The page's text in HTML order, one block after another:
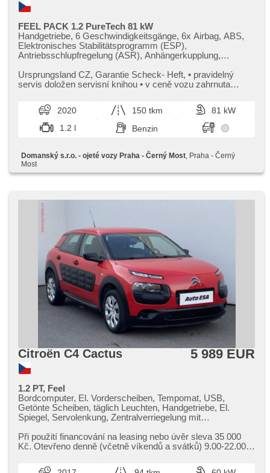
FEEL PACK 1.2 PureTech 81 kW
Handgetriebe, 6 Geschwindigkeitsgänge, 6x Airbag, ABS,
Elektronisches Stabilitätsprogramm (ESP),
Antriebsschlupfregelung (ASR), Anhängerkupplung,
Leuchten, LED denní svícení, erfüllt 'EURO VI',
Bordcomputer, dotykové ovládání palubního počítače,
Scheibenwischersensor, Lenkrad einstellbar,
Multifunktionslenkrad, Beifahrerairbagdeaktivierung, hands
free, Bluetooth, El. Vorderscheiben, El. Spiegel,
Wegfahrsperre, Zentralverriegelung mit Funkfernbedienung,
Reifendrucksensor, Nebelscheinwerfer, Start-Stop System,
USB, Autoradio, Außenthermometer, beheizte Spiegel,
Heckscheibenwischer, přední pohon
Ursprungsland CZ,​ Garantie Scheck​- Heft,​ • pravidelný
servis doložen servisní knihou • v ceně vozu zahrnuta
2020 150 tkm
81 kW
1.2 l
Benzin
Domanský s.r.o. - ojeté vozy Praha - Černý Most , Praha - Černý
Most
Citroën C4 Cactus 5 989 EUR
1.2 PT, Feel
Bordcomputer, El. Vorderscheiben, Tempomat, USB,
Getönte Scheiben, täglich Leuchten, Handgetriebe, El.
Spiegel, Servolenkung, Zentralverriegelung mit
(ESP), Reifendrucksensor, ABS, Antriebsschlupfregelung
(ASR), isofix
Při použití financování na leasing nebo úvěr sleva 35 000
Kč. Otevřeno denně (včetně víkendů a svátků) 9.00​-22.00